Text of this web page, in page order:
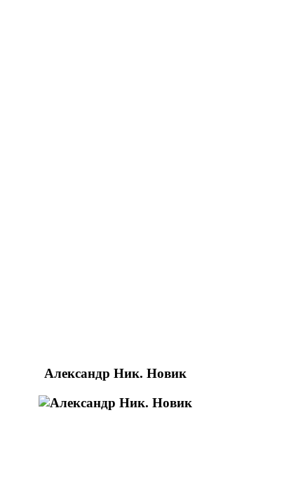
Александр Ник. Новик